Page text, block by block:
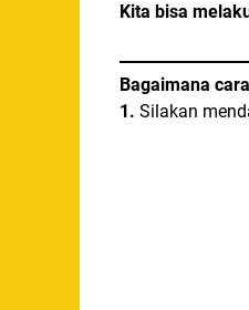
Kita bisa
Bagaimana
1. Silakan